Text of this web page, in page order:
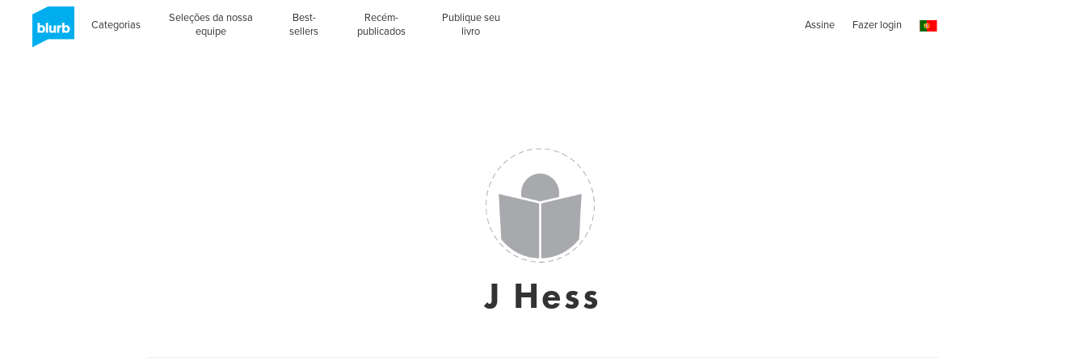
Categorias
Seleções da nossa
equipe
Best-
sellers
Recém-
publicados
Publique seu
livro
Assine Fazer login
J Hess